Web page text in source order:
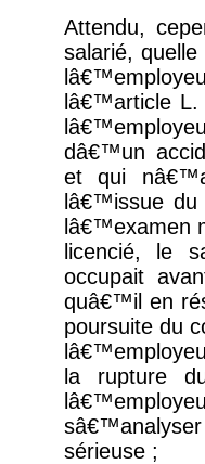
Attendu,
salarié,
lâ€™article L.
dâ€™un
et qui
lâ€™issue
lâ€™examen
licencié, le
occupait
quâ€™il en
poursuite du
la rupture
sérieuse ;